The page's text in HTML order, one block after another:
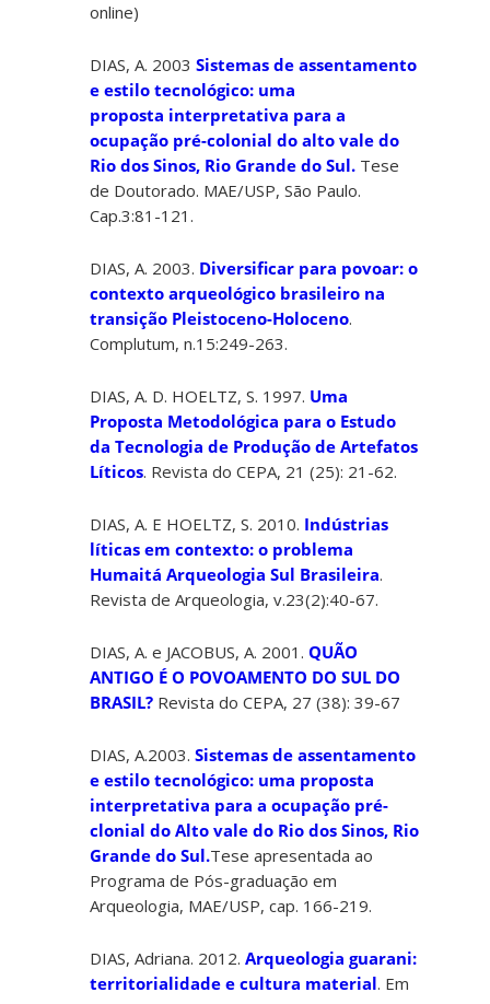
online)
DIAS, A. 2003Sistemas de assentamento
e estilo tecnológico: uma
proposta interpretativa para a
ocupação pré-colonial do alto vale do
Rio dos Sinos, Rio Grande do Sul. Tese
de Doutorado. MAE/USP, São Paulo.
Cap.3:81-121.
DIAS, A. 2003. Diversificar para povoar: o
contexto arqueológico brasileiro na
transição Pleistoceno-Holoceno.
Complutum, n.15:249-263.
DIAS, A. D. HOELTZ, S. 1997. Uma
Proposta Metodológica para o Estudo
da Tecnologia de Produção de Artefatos
Líticos. Revista do CEPA, 21 (25): 21-62.
DIAS, A. E HOELTZ, S. 2010. Indústrias
líticas em contexto: o problema
Humaitá Arqueologia Sul Brasileira.
Revista de Arqueologia, v.23(2):40-67.
DIAS, A. e JACOBUS, A. 2001.QUÃO
ANTIGO É O POVOAMENTO DO SUL DO
BRASIL? Revista do CEPA, 27 (38): 39-67
DIAS, A.2003.Sistemas de assentamento
e estilo tecnológico: uma proposta
interpretativa para a ocupação pré-
clonial do Alto vale do Rio dos Sinos, Rio
Grande do Sul.Tese apresentada ao
Programa de Pós-graduação em
Arqueologia, MAE/USP, cap. 166-219.
DIAS, Adriana. 2012.Arqueologia guarani:
territorialidade e cultura material. Em